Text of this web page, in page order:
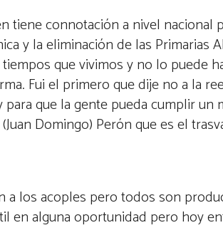
tiene connotación a nivel nacional
y la eliminación de las Primarias
tiempos que vivimos y no lo puede
Fui el primero que dije no a la
que la gente pueda cumplir
Domingo) Perón que es el
a los acoples pero todos son
en alguna oportunidad pero hoy